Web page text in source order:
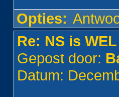
Opties:
Re: NS is
Gepost door:
Datum: